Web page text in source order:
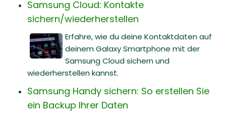
Samsung Cloud: Kontakte
sichern/wiederherstellen
Erfahre, wie du deine Kontaktdaten auf
deinem Galaxy Smartphone mit der
Samsung Cloud sichern und
wiederherstellen kannst.
Samsung Handy sichern: So erstellen Sie
ein Backup Ihrer Daten